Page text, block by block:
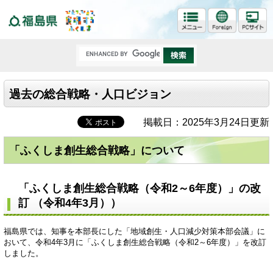
過去の総合戦略・人口ビジョン
掲載日：2025年3月24日更新
「ふくしま創生総合戦略」について
「ふくしま創生総合戦略（令和2～6年度）」の改
訂 （令和4年3月））
福島県では、知事を本部長にした「地域創生・人口減少対策本部会議」に
おいて、令和4年3月に「ふくしま創生総合戦略（令和2～6年度）」を改訂
しました。